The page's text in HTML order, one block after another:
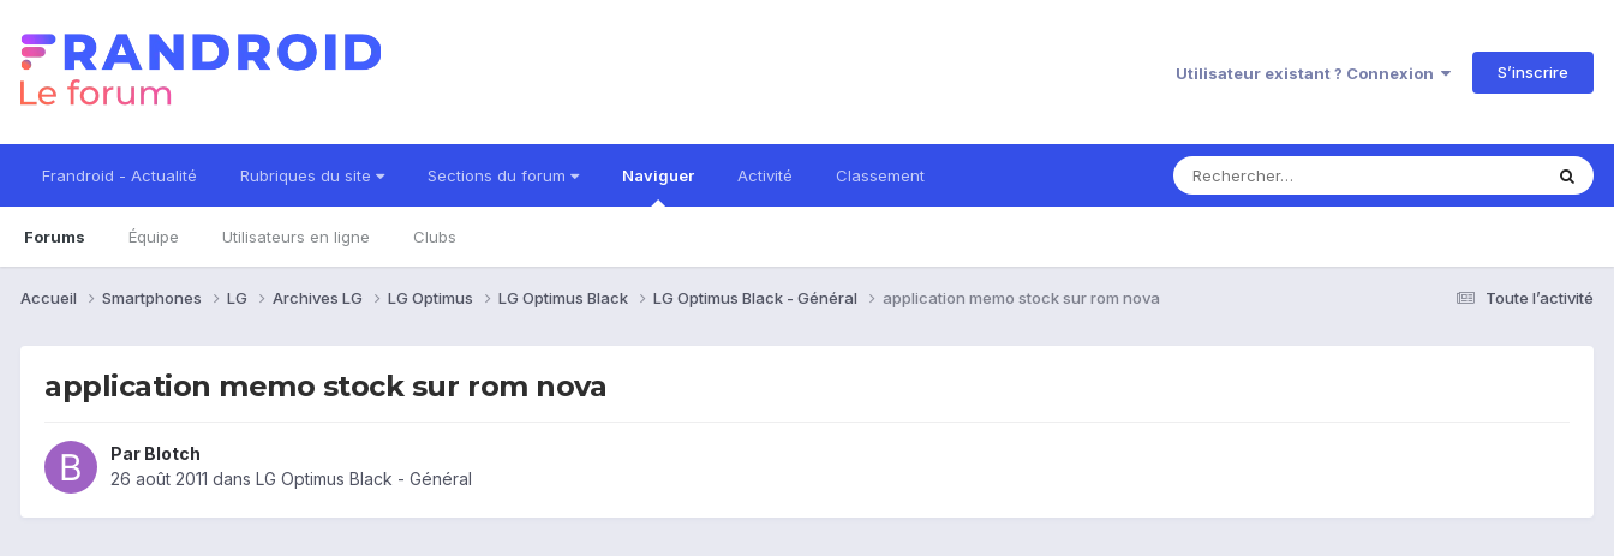
Utilisateur existant ? Connexion S’inscrire
Frandroid - Actualité Rubriques du site Sections du forum Naviguer
Forums Équipe Utilisateurs en ligne Clubs
Activité Classement
Toute l’activité
Accueil Smartphones LG Archives LG LG Optimus LG Optimus Black LG Optimus Black - Général application memo stock sur rom nova
application memo stock sur rom nova
Par Blotch
26 août 2011 dans LG Optimus Black - Général